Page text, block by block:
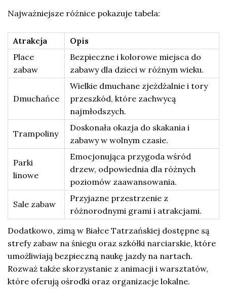
Najważniejsze różnice pokazuje tabela:
Atrakcja
Opis
Place
zabaw
Bezpieczne i kolorowe miejsca do
zabawy dla dzieci w różnym wieku.
Dmuchańce
Wielkie dmuchane zjeżdżalnie i tory
przeszkód, które zachwycą
najmłodszych.
Trampoliny
Doskonała okazja do skakania i
zabawy w wolnym czasie.
Parki
linowe
Emocjonująca przygoda wśród
drzew, odpowiednia dla różnych
poziomów zaawansowania.
Sale zabaw
Przyjazne przestrzenie z
różnorodnymi grami i atrakcjami.
Dodatkowo, zimą w Białce Tatrzańskiej dostępne są
strefy zabaw na śniegu oraz szkółki narciarskie, które
umożliwiają bezpieczną naukę jazdy na nartach.
Rozważ także skorzystanie z animacji i warsztatów,
które oferują ośrodki oraz organizacje lokalne.